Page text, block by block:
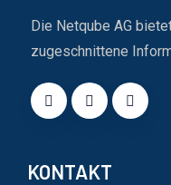
Die Netqube AG
zugeschnittene
KONTAKT